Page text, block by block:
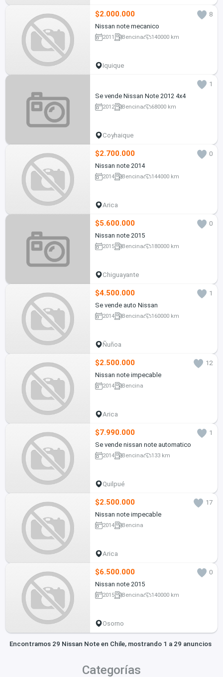
$2.000.000
8
Nissan note mecanico
2011 Bencina 140000 km
Iquique
1
Se vende Nissan Note 2012 4x4
2012 Bencina 68000 km
Coyhaique
$2.700.000
0
Nissan note 2014
2014 Bencina 144000 km
Arica
$5.600.000
0
Nissan note 2015
2015 Bencina 180000 km
Chiguayante
$4.500.000
1
Se vende auto Nissan
2014 Bencina 160000 km
Ñuñoa
$2.500.000
12
Nissan note impecable
2014 Bencina
Arica
$7.990.000
1
Se vende nissan note automatico
2014 Bencina 133 km
Quilpué
$2.500.000
17
Nissan note impecable
2014 Bencina
Arica
$6.500.000
0
Nissan note 2015
2015 Bencina 140000 km
Osorno
Encontramos 29 Nissan Note en Chile, mostrando 1 a 29 anuncios
Categorías